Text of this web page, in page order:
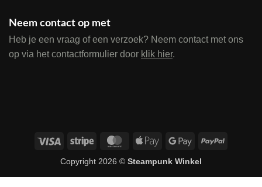
Neem contact op met
Heb je een vraag of een verzoek? Neem contact met ons
op via het contactformulier door klik hier.
Visa Stripe MasterCardApple
Google
PayPal
Copyright 2026 © Steampunk Winkel